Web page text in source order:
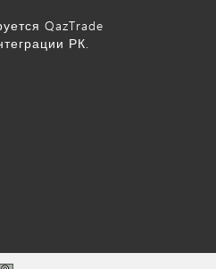
QazTrade
РК.